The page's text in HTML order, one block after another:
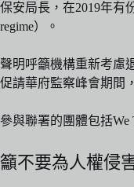
保安局長，在2019年有
regime）。
聲明呼籲機構重新考慮
促請華府監察峰會期間
參與聯署的團體包括We
籲不要為人權侵